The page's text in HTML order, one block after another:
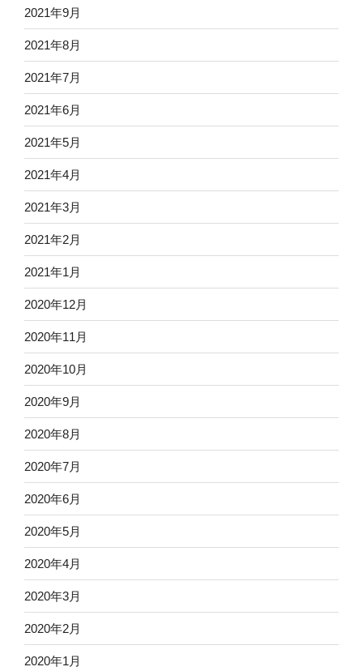
2021年9月
2021年8月
2021年7月
2021年6月
2021年5月
2021年4月
2021年3月
2021年2月
2021年1月
2020年12月
2020年11月
2020年10月
2020年9月
2020年8月
2020年7月
2020年6月
2020年5月
2020年4月
2020年3月
2020年2月
2020年1月